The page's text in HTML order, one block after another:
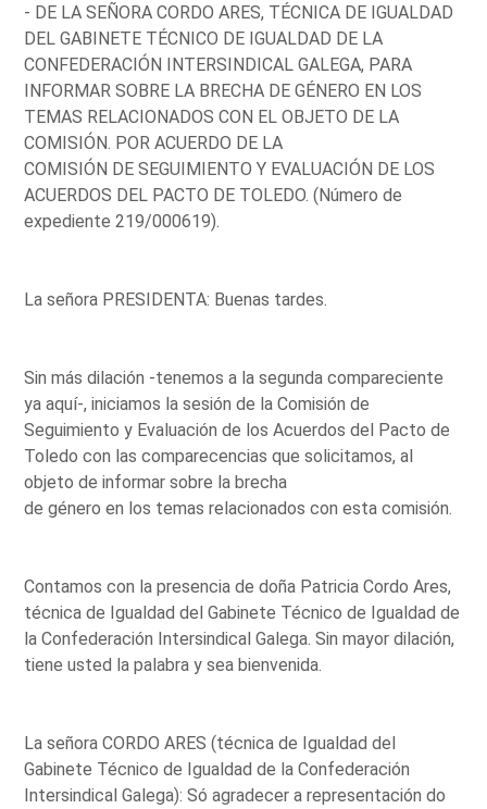
- DE LA SEÑORA CORDO ARES, TÉCNICA DE IGUALDAD
DEL GABINETE TÉCNICO DE IGUALDAD DE LA
CONFEDERACIÓN INTERSINDICAL GALEGA, PARA
INFORMAR SOBRE LA BRECHA DE GÉNERO EN LOS
TEMAS RELACIONADOS CON EL OBJETO DE LA
COMISIÓN. POR ACUERDO DE LA
COMISIÓN DE SEGUIMIENTO Y EVALUACIÓN DE LOS
ACUERDOS DEL PACTO DE TOLEDO. (Número de
expediente 219/000619).
La señora PRESIDENTA: Buenas tardes.
Sin más dilación -tenemos a la segunda compareciente
ya aquí-, iniciamos la sesión de la Comisión de
Seguimiento y Evaluación de los Acuerdos del Pacto de
Toledo con las comparecencias que solicitamos, al
objeto de informar sobre la brecha
de género en los temas relacionados con esta comisión.
Contamos con la presencia de doña Patricia Cordo Ares,
técnica de Igualdad del Gabinete Técnico de Igualdad de
la Confederación Intersindical Galega. Sin mayor dilación,
tiene usted la palabra y sea bienvenida.
La señora CORDO ARES (técnica de Igualdad del
Gabinete Técnico de Igualdad de la Confederación
Intersindical Galega): Só agradecer a representación do